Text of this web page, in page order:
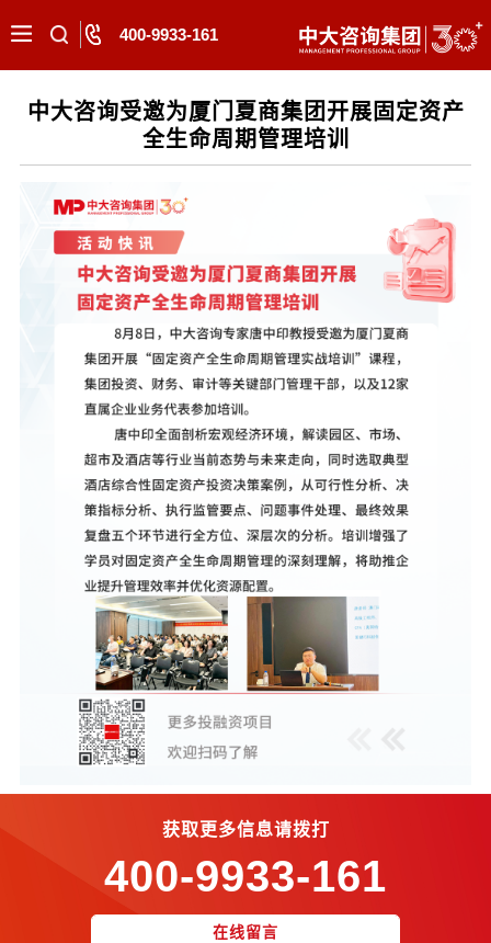
400-9933-161
中大咨询受邀为厦门夏商集团开展固定资产
全生命周期管理培训
获取更多信息请拨打
400-9933-161
在线留言